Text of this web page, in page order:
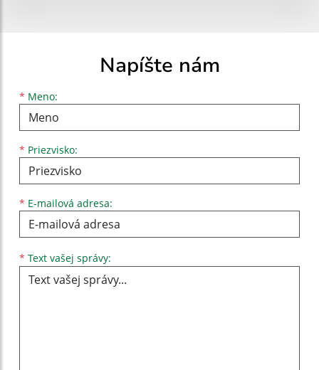
Napíšte nám
* Meno:
Meno
* Priezvisko:
Priezvisko
* E-mailová adresa:
E-mailová adresa
* Text vašej správy: